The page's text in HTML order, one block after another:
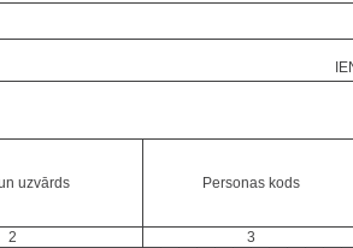
uzvārds Personas kods
2 3